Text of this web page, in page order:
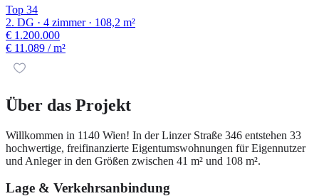
Top 34
2. DG · 4 zimmer · 108,2 m²
€ 1.200.000
€ 11.089 / m²
Über das Projekt
Willkommen in 1140 Wien! In der Linzer Straße 346 entstehen 33
hochwertige, freifinanzierte Eigentumswohnungen für Eigennutzer
und Anleger in den Größen zwischen 41 m² und 108 m².
Lage & Verkehrsanbindung